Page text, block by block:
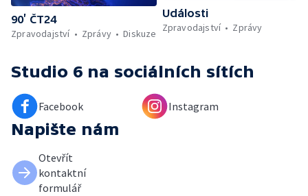
90’ ČT24
Zpravodajství
Zprávy Diskuze
Události
Zpravodajství
Zprávy
Studio 6 na sociálních sítích
Facebook Instagram
Napište nám
Otevřít
kontaktní
formulář